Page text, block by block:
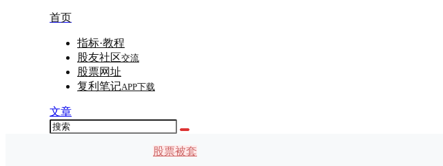
首页
指标·教程
股友社区交流
股票网址
复利笔记APP下载
文章
股票被套